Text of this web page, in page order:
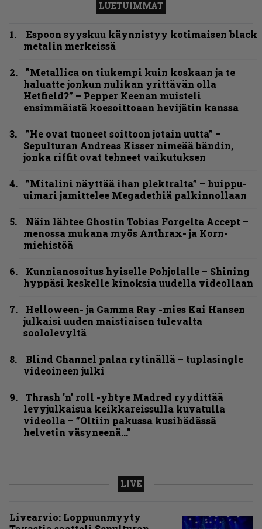
LUETUIMMAT
Espoon syyskuu käynnistyy kotimaisen black
metalin merkeissä
”Metallica on tiukempi kuin koskaan ja te
haluatte jonkun nulikan yrittävän olla
Hetfield?” – Pepper Keenan muisteli
ensimmäistä koesoittoaan hevijätin kanssa
”He ovat tuoneet soittoon jotain uutta” –
Sepulturan Andreas Kisser nimeää bändin,
jonka riffit ovat tehneet vaikutuksen
”Mitalini näyttää ihan plektralta” – huippu-
uimari jamittelee Megadethiä palkinnollaan
Näin lähtee Ghostin Tobias Forgelta Accept –
menossa mukana myös Anthrax- ja Korn-
miehistöä
Kunnianosoitus hyiselle Pohjolalle – Shining
hyppäsi keskelle kinoksia uudella videollaan
Helloween- ja Gamma Ray -mies Kai Hansen
julkaisi uuden maistiaisen tulevalta
soololevyltä
Blind Channel palaa rytinällä – tuplasingle
videoineen julki
Thrash ’n’ roll -yhtye Madred ryydittää
levyjulkaisua keikkareissulla kuvatulla
videolla – ”Oltiin pakussa kusihädässä
helvetin väsyneenä…”
LIVE
Livearvio: Loppuunmyyty